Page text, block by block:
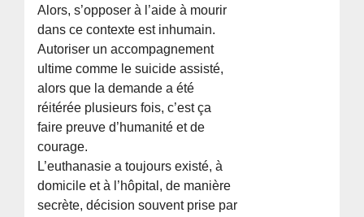
Alors, s’opposer à l’aide à mourir
dans ce contexte est inhumain.
Autoriser un accompagnement
ultime comme le suicide assisté,
alors que la demande a été
réitérée plusieurs fois, c’est ça
faire preuve d’humanité et de
courage.
L’euthanasie a toujours existé, à
domicile et à l’hôpital, de manière
secrète, décision souvent prise par